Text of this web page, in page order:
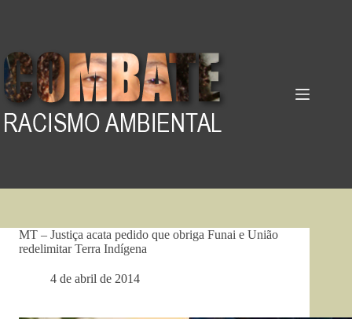
MT – Justiça acata pedido que obriga Funai e União
redelimitar Terra Indígena
4 de abril de 2014